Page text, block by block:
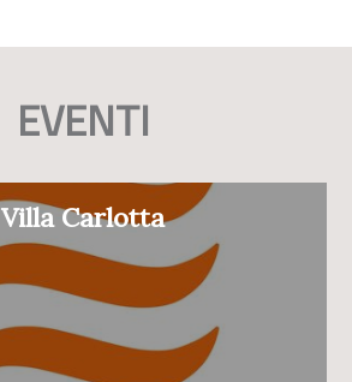
EVENTI
Villa Carlotta